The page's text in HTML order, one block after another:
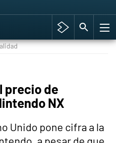
Warriors: La Era del Cataclismo
2077
Warriors
precio de
NX
Unido pone cifra a la